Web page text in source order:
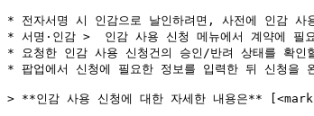
* 전자서명 시 인감으로 날인하려면, 사전에 인감 사
* 서명·인감 >  인감 사용 신청 메뉴에서 계약에 필
* 요청한 인감 사용 신청건의 승인/반려 상태를 확인
* 팝업에서 신청에 필요한 정보를 입력한 뒤 신청을
> **인감 사용 신청에 대한 자세한 내용은**